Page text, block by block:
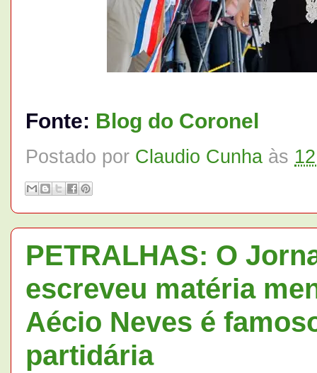
Fonte: Blog do Coronel
Postado por Claudio Cunha às
PETRALHAS: O
escreveu matéria
Aécio Neves é
partidária